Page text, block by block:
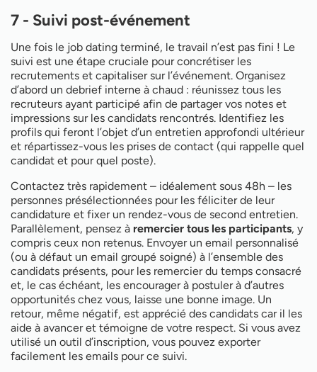
7 - Suivi post-événement
Une fois le job dating terminé, le travail n’est pas fini ! Le
suivi est une étape cruciale pour concrétiser les
recrutements et capitaliser sur l’événement. Organisez
d’abord un debrief interne à chaud : réunissez tous les
recruteurs ayant participé afin de partager vos notes et
impressions sur les candidats rencontrés. Identifiez les
profils qui feront l’objet d’un entretien approfondi ultérieur
et répartissez-vous les prises de contact (qui rappelle quel
candidat et pour quel poste).
Contactez très rapidement – idéalement sous 48h – les
personnes présélectionnées pour les féliciter de leur
candidature et fixer un rendez-vous de second entretien.
Parallèlement, pensez à remercier tous les participants, y
compris ceux non retenus. Envoyer un email personnalisé
(ou à défaut un email groupé soigné) à l’ensemble des
candidats présents, pour les remercier du temps consacré
et, le cas échéant, les encourager à postuler à d’autres
opportunités chez vous, laisse une bonne image. Un
retour, même négatif, est apprécié des candidats car il les
aide à avancer et témoigne de votre respect. Si vous avez
utilisé un outil d’inscription, vous pouvez exporter
facilement les emails pour ce suivi.